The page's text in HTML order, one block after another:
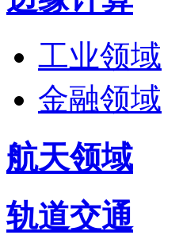
工业领域
金融领域
航天领域
轨道交通